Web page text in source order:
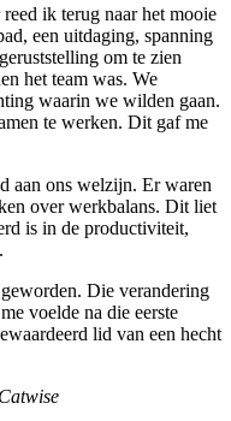
ik terug naar het mooie
een uitdaging, spanning
om te zien
het team was. We
waarin we wilden gaan.
te werken. Dit gaf me
aan ons welzijn. Er waren
over werkbalans. Dit liet
is in de productiviteit,
Die verandering
voelde na die eerste
lid van een hecht